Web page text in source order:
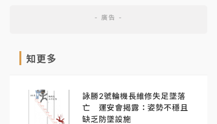
知更多
詠勝2號輪機長維修失足墜落
亡 運安會揭露：姿勢不穩且
缺乏防墜設施